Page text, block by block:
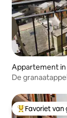
Appartement in
De
Topfavoriet
Favoriet van